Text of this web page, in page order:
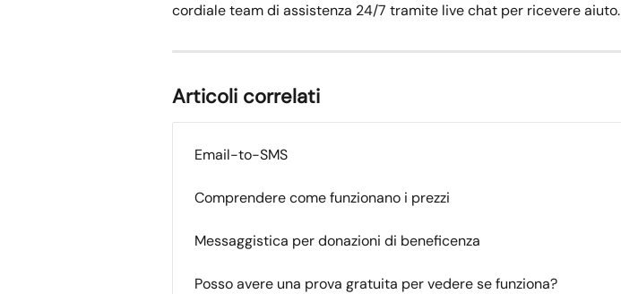
cordiale team di assistenza 24/7 tramite live chat per ricevere aiuto.
Articoli correlati
Email-to-SMS
Comprendere come funzionano i prezzi
Messaggistica per donazioni di beneficenza
Posso avere una prova gratuita per vedere se funziona?